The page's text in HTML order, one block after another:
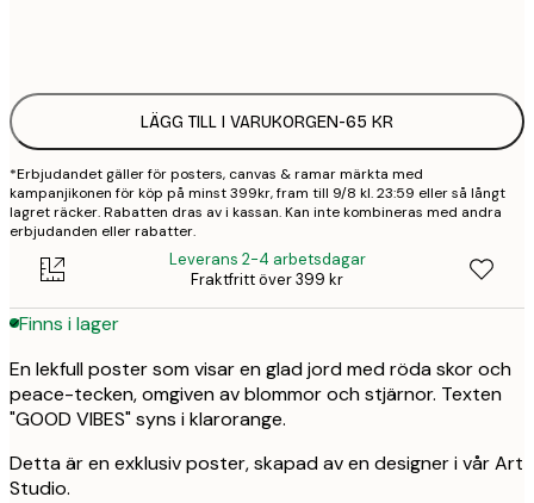
LÄGG TILL I VARUKORGEN-65 KR
*Erbjudandet gäller för posters, canvas & ramar märkta med
kampanjikonen för köp på minst 399kr, fram till 9/8 kl. 23:59 eller så långt
lagret räcker. Rabatten dras av i kassan. Kan inte kombineras med andra
erbjudanden eller rabatter.
Leverans 2-4 arbetsdagar
Fraktfritt över 399 kr
Finns i lager
En lekfull poster som visar en glad jord med röda skor och
peace-tecken, omgiven av blommor och stjärnor. Texten
"GOOD VIBES" syns i klarorange.
Detta är en exklusiv poster, skapad av en designer i vår Art
Studio.